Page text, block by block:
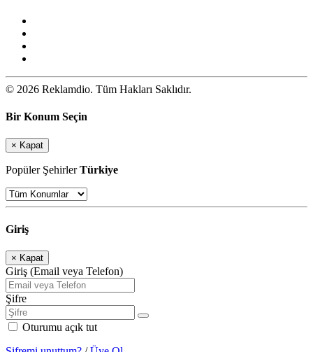
© 2026 Reklamdio. Tüm Hakları Saklıdır.
Bir Konum Seçin
× Kapat
Popüler ŞehirlerTürkiye
Giriş
× Kapat
Giriş (Email veya Telefon)
Şifre
Oturumu açık tut